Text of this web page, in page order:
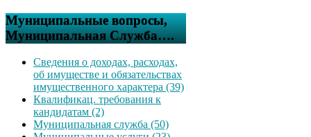
Муниципальные вопросы,
Муниципальная Служба….
Сведения о доходах, расходах,
об имуществе и обязательствах
имущественного характера (39)
Квалификац. требования к
кандидатам (2)
Муниципальная служба (50)